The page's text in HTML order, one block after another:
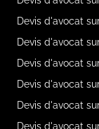
Devis d'avocat
Devis d'avocat
Devis d'avocat
Devis d'avocat
Devis d'avocat
Devis d'avocat